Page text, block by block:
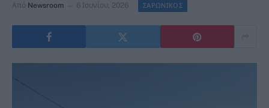
Από Newsroom 6 Ιουνίου, 2026 ΣΑΡΩΝΙΚΟΣ